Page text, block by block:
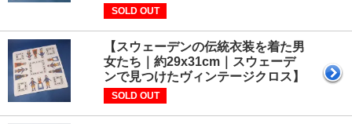
SOLD OUT
【スウェーデンの伝統衣装を着た男
女たち｜約29x31cm｜スウェーデ
ンで見つけたヴィンテージクロス】
SOLD OUT